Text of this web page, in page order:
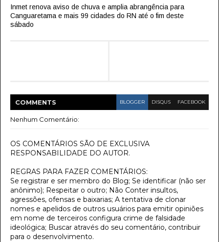
Inmet renova aviso de chuva e amplia abrangência para
Canguaretama e mais 99 cidades do RN até o fim deste
sábado
COMMENTS BLOGGER DISQUS FACEBOOK
Nenhum Comentário:
OS COMENTÁRIOS SÃO DE EXCLUSIVA
RESPONSABILIDADE DO AUTOR.
REGRAS PARA FAZER COMENTÁRIOS:
Se registrar e ser membro do Blog; Se identificar (não ser
anônimo); Respeitar o outro; Não Conter insultos,
agressões, ofensas e baixarias; A tentativa de clonar
nomes e apelidos de outros usuários para emitir opiniões
em nome de terceiros configura crime de falsidade
ideológica; Buscar através do seu comentário, contribuir
para o desenvolvimento.